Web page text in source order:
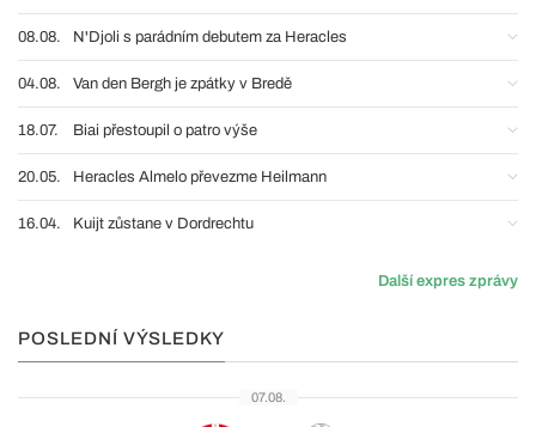
08.08. N'Djoli s parádním debutem za Heracles
04.08. Van den Bergh je zpátky v Bredě
18.07. Biai přestoupil o patro výše
20.05. Heracles Almelo převezme Heilmann
16.04. Kuijt zůstane v Dordrechtu
Další expres zprávy
POSLEDNÍ VÝSLEDKY
07.08.